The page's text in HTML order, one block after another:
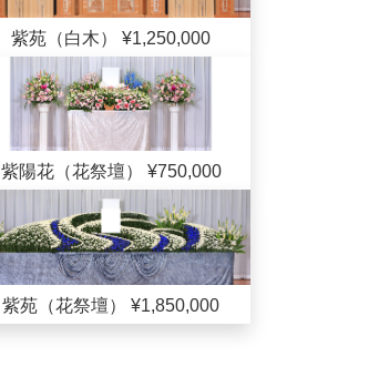
紫苑（白木） ¥1,250,000
紫陽花（花祭壇） ¥750,000
紫苑（花祭壇） ¥1,850,000